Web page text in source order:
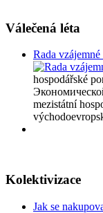
Válečená léta
Rada
hospodářské
mezistátní
Kolektivizace
Jak se